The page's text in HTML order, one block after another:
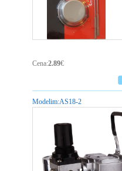
Cena:2.89€
Modelim:AS18-2